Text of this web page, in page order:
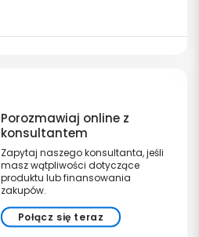
Porozmawiaj online z
konsultantem
Zapytaj naszego konsultanta, jeśli
masz wątpliwości dotyczące
produktu lub finansowania
zakupów.
Połącz się teraz